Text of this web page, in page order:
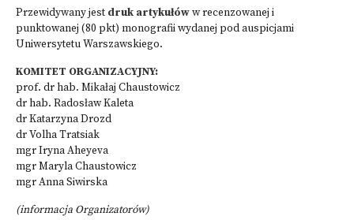
Przewidywany jest druk artykułóww recenzowanej i
punktowanej (80 pkt) monografii wydanej pod auspicjami
Uniwersytetu Warszawskiego.
KOMITET ORGANIZACYJNY:
prof. dr hab. Mikałaj Chaustowicz
dr hab. Radosław Kaleta
dr Katarzyna Drozd
dr Volha Tratsiak
mgr Iryna Aheyeva
mgr Maryla Chaustowicz
mgr Anna Siwirska
(informacja Organizatorów)